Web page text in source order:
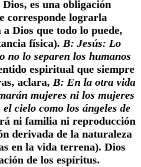
es una obligación
corresponde lograrla
Dios que todo lo puede,
física).B: Jesús: Lo
no lo separen los humanos
espiritual que siempre
aclara,B: En la otra vida
mujeres ni los mujeres
cielo como los ángeles de
ni familia ni reproducción
derivada de la naturaleza
en la vida terrena). Dios
de los espíritus.